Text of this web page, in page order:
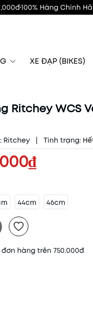
100% Hàng Chính
XE ĐẠP (BIKES)
Ritchey WCS
Ritchey Tình trạng:
44cm 46cm
đơn hàng trên 750.000đ